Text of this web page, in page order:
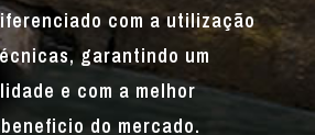
com a utilização
garantindo um
e com a melhor
do mercado.